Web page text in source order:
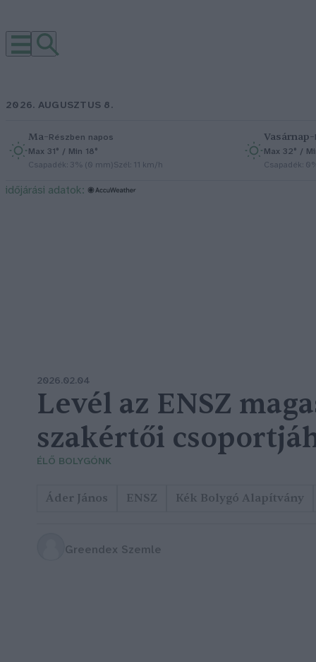
2026. AUGUSZTUS 8.
Ma–Részben napos
Max 31° / Min 18°
Csapadék: 3% (0 mm)Szél: 11 km/h
Vasárnap–
Max 32° /
Csapadék:
időjárási adatok:
2026.02.04
Levél az ENSZ
szakértői
ÉLŐ BOLYGÓNK
Áder János ENSZ Kék Bolygó Alapítvány
Greendex Szemle